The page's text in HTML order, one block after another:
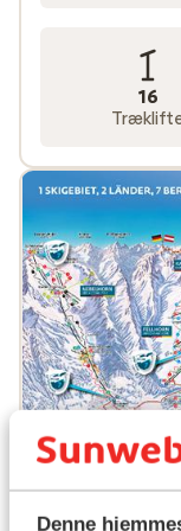
Denne
uden for
superluksuriøst
Lejlighedshotel i
et
.Sunweb tilbyder
Haller's
Kleinwalsertal i
16